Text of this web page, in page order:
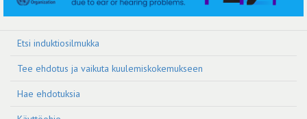
Etsi induktiosilmukka
Tee ehdotus ja vaikuta kuulemiskokemukseen
Hae ehdotuksia